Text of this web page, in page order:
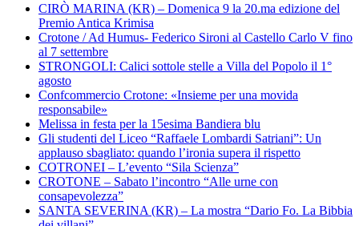
CIRÒ MARINA (KR) – Domenica 9 la 20.ma edizione del
Premio Antica Krimisa
Crotone / Ad Humus- Federico Sironi al Castello Carlo V fino
al 7 settembre
STRONGOLI: Calici sottole stelle a Villa del Popolo il 1°
agosto
Confcommercio Crotone: «Insieme per una movida
responsabile»
Melissa in festa per la 15esima Bandiera blu
Gli studenti del Liceo “Raffaele Lombardi Satriani”: Un
applauso sbagliato: quando l’ironia supera il rispetto
COTRONEI – L’evento “Sila Scienza”
CROTONE – Sabato l’incontro “Alle urne con
consapevolezza”
SANTA SEVERINA (KR) – La mostra “Dario Fo. La Bibbia